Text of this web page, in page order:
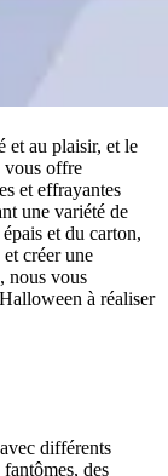
et au plaisir, et le
vous offre
et effrayantes
une variété de
et du carton,
créer une
nous vous
à réaliser
différents
des